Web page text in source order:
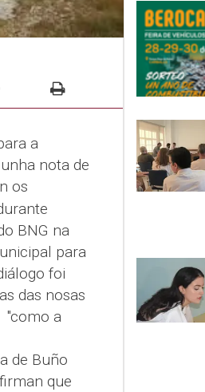
a
nota de
os
BNG na
para
foi
das nosas
"como a
de Buño
que